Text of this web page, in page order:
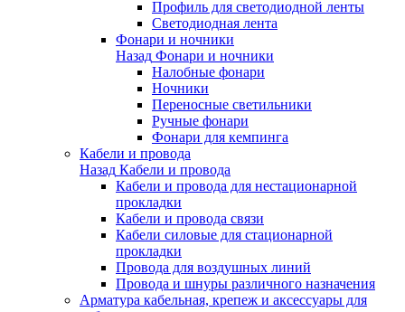
Профиль для светодиодной ленты
Светодиодная лента
Фонари и ночники
Назад Фонари и ночники
Налобные фонари
Ночники
Переносные светильники
Ручные фонари
Фонари для кемпинга
Кабели и провода
Назад Кабели и провода
Кабели и провода для нестационарной
прокладки
Кабели и провода связи
Кабели силовые для стационарной
прокладки
Провода для воздушных линий
Провода и шнуры различного назначения
Арматура кабельная, крепеж и аксессуары для